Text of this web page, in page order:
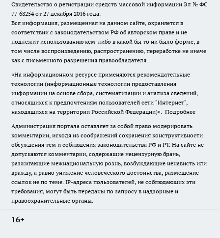
Свидетельство о регистрации средств массовой информации Эл № ФС
77-68254 от 27 декабря 2016 года.
Вся информация, размещенная на данном сайте, охраняется в
соответствии с законодательством РФ об авторском праве и не
подлежит использованию кем-либо в какой бы то ни было форме, в
том числе воспроизведению, распространению, переработке не иначе
как с письменного разрешения правообладателя.
«На информационном ресурсе применяются рекомендательные
технологии (информационные технологии предоставления
информации на основе сбора, систематизации и анализа сведений,
относящихся к предпочтениям пользователей сети "Интернет",
находящихся на территории Российской Федерации)». Подробнее
Администрация портала оставляет за собой право модерировать
комментарии, исходя из соображений сохранения конструктивности
обсуждения тем и соблюдения законодательства РФ и РТ. На сайте не
допускаются комментарии, содержащие нецензурную брань,
разжигающие межнациональную рознь, возбуждающие ненависть или
вражду, а равно унижение человеческого достоинства, размещение
ссылок не по теме. IP-адреса пользователей, не соблюдающих эти
требования, могут быть переданы по запросу в надзорные и
правоохранительные органы.
16+